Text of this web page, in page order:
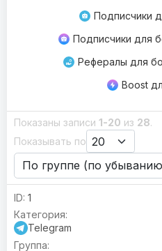
Подписчики
Подписчики для
Рефералы для
Boost
Показаны записи 1-20 из 28.
Показывать по
1
Telegram